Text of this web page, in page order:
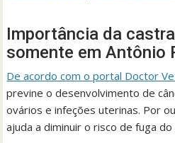
Importância da
somente em Antônio
De acordo com o portal Doctor
previne o desenvolvimento de
ovários e infeções uterinas. Por
ajuda a diminuir o risco de fuga do